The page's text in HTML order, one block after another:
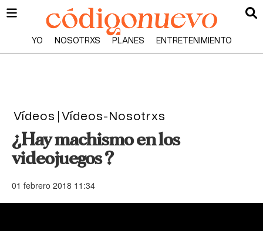
YO NOSOTRXS PLANES ENTRETENIMIENTO
Vídeos Vídeos-Nosotrxs
¿Hay machismo en los
videojuegos ?
01 febrero 2018 11:34